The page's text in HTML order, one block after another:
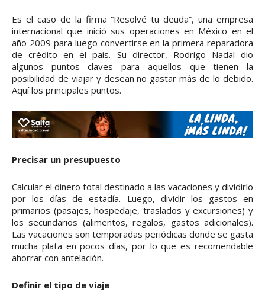
Es el caso de la firma “Resolvé tu deuda”, una empresa
internacional que inició sus operaciones en México en el
año 2009 para luego convertirse en la primera reparadora
de crédito en el país. Su director, Rodrigo Nadal dio
algunos puntos claves para aquellos que tienen la
posibilidad de viajar y desean no gastar más de lo debido.
Aquí los principales puntos.
Precisar un presupuesto
Calcular el dinero total destinado a las vacaciones y dividirlo
por los días de estadía. Luego, dividir los gastos en
primarios (pasajes, hospedaje, traslados y excursiones) y
los secundarios (alimentos, regalos, gastos adicionales).
Las vacaciones son temporadas periódicas donde se gasta
mucha plata en pocos días, por lo que es recomendable
ahorrar con antelación.
Definir el tipo de viaje